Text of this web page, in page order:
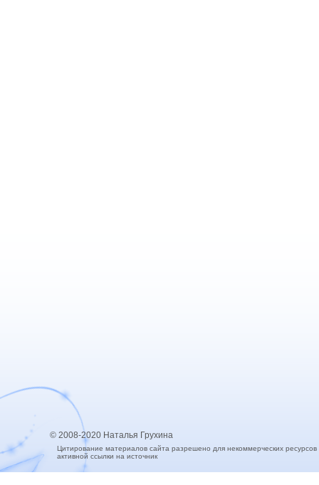
© 2008-2020 Наталья Грухина
Цитирование материалов сайта разрешено для некоммерческих
активной ссылки на источник